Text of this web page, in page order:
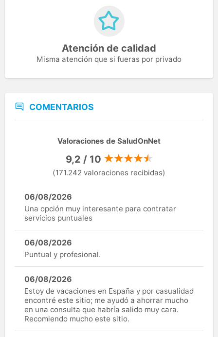
Atención de calidad
Misma atención que si fueras por privado
COMENTARIOS
Valoraciones de SaludOnNet
9,2 / 10
(171.242 valoraciones recibidas)
06/08/2026
Una opción muy interesante para contratar
servicios puntuales
06/08/2026
Puntual y profesional.
06/08/2026
Estoy de vacaciones en España y por casualidad
encontré este sitio; me ayudó a ahorrar mucho
en una consulta que habría salido muy cara.
Recomiendo mucho este sitio.